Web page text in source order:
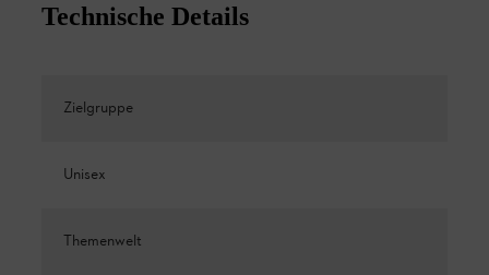
Technische Details
Zielgruppe
Unisex
Themenwelt